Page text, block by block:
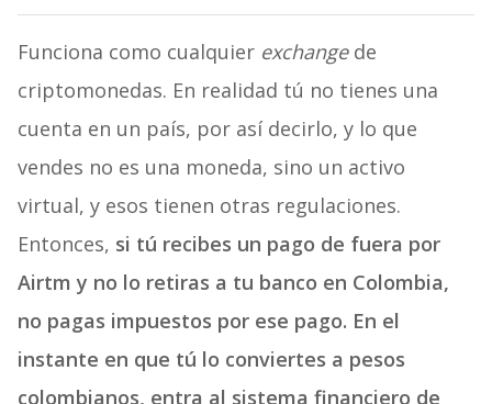
Funciona como cualquier exchangede
criptomonedas. En realidad tú no tienes una
cuenta en un país, por así decirlo, y lo que
vendes no es una moneda, sino un activo
virtual, y esos tienen otras regulaciones.
Entonces, si tú recibes un pago de fuera por
Airtm y no lo retiras a tu banco en Colombia,
no pagas impuestos por ese pago. En el
instante en que tú lo conviertes a pesos
colombianos, entra al sistema financiero de